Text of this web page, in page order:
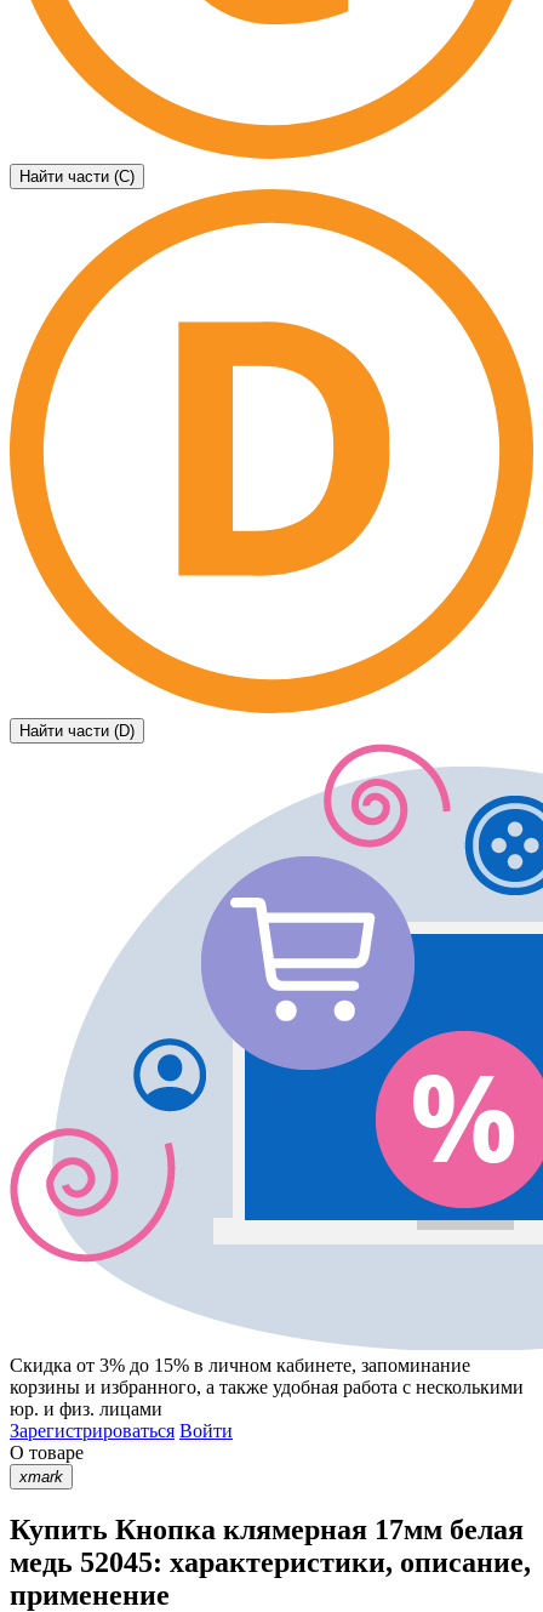
Найти части (C)
Найти части (D)
Скидка от 3% до 15% в личном кабинете, запоминание
корзины и избранного, а также удобная работа с несколькими
юр. и физ. лицами
Зарегистрироваться Войти
О товаре
xmark
Купить Кнопка клямерная 17мм белая
медь 52045: характеристики, описание,
применение